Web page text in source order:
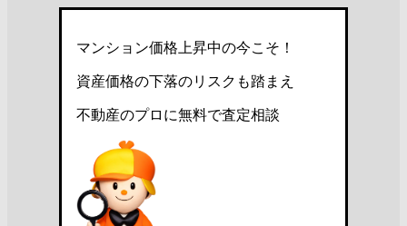
マンション価格上昇中の今こそ！
資産価格の下落のリスクも踏まえ
不動産のプロに無料で査定相談